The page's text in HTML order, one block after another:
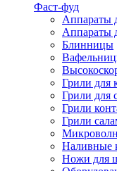
Фаст-фуд
Аппараты
Аппараты
Блинницы
Грили для
Грили для
Грили
Грили
Наливные
Ножи для